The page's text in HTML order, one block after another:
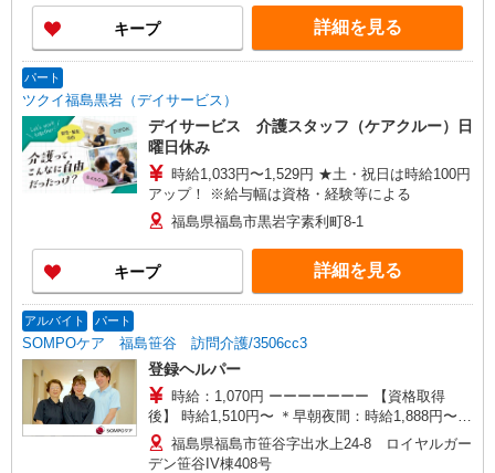
キープ 詳細を見る
パート
ツクイ福島黒岩（デイサービス）
デイサービス 介護スタッフ（ケアクルー）日
曜日休み
時給1,033円〜1,529円 ★土・祝日は時給100円
アップ！ ※給与幅は資格・経験等による
福島県福島市黒岩字素利町8-1
キープ 詳細を見る
アルバイト パート
SOMPOケア 福島笹谷 訪問介護/3506cc3
登録ヘルパー
時給：1,070円 ーーーーーーー 【資格取得
後】 時給1,510円〜 ＊早朝夜間：時給1,888円〜
＊日曜祝日：時給1,810円〜 ーーーーーーー
福島県福島市笹谷字出水上24-8 ロイヤルガー
デン笹谷IV棟408号